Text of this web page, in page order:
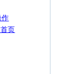
作
页